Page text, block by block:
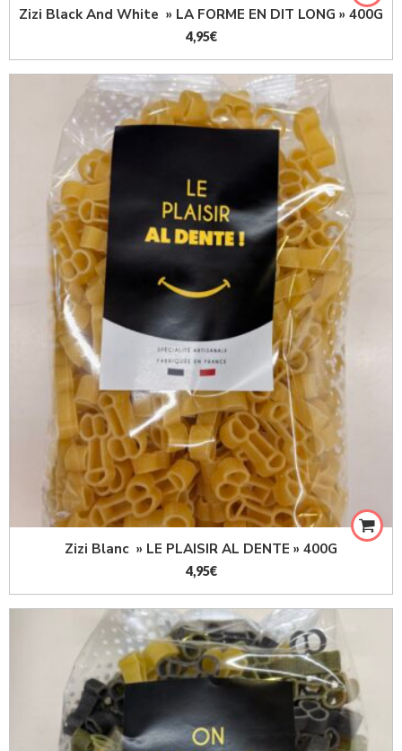
Zizi Black And White » LA FORME EN DIT LONG » 400G
4,95€
Zizi Blanc » LE PLAISIR AL DENTE » 400G
4,95€